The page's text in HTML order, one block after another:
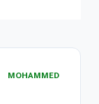
MOHAMMED